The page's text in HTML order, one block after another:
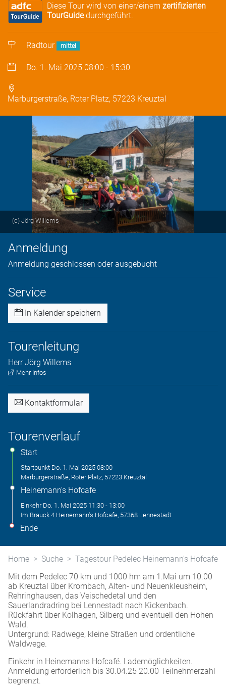
Diese Tour wird von einer/einem zertifizierten
TourGuidedurchgeführt.
Radtour mittel
Do. 1. Mai 2025 08:00 - 15:30
Marburgerstraße, Roter Platz, 57223 Kreuztal
(c) Jörg Willems
Anmeldung
Anmeldung geschlossen oder ausgebucht
Service
In Kalender speichern
Tourenleitung
Herr Jörg Willems
Mehr Infos
Kontaktformular
Tourenverlauf
Start
Startpunkt Do. 1. Mai 2025 08:00
Marburgerstraße, Roter Platz, 57223 Kreuztal
Heinemann's Hofcafe
Einkehr Do. 1. Mai 2025 11:30 - 13:00
Im Brauck 4 Heinemann's Hofcafe, 57368 Lennestadt
Ende
Home Suche
Tagestour Pedelec Heinemann's Hofcafe
Mit dem Pedelec 70 km und 1000 hm am 1.Mai um 10.00
ab Kreuztal über Krombach, Alten- und Neuenkleusheim,
Rehringhausen, das Veischedetal und den
Sauerlandradring bei Lennestadt nach Kickenbach.
Rückfahrt über Kolhagen, Silberg und eventuell den Hohen
Wald.
Untergrund: Radwege, kleine Straßen und ordentliche
Waldwege.
Einkehr in Heinemanns Hofcafé. Lademöglichkeiten.
Anmeldung erforderlich bis 30.04.25 20.00 Teilnehmerzahl
begrenzt.